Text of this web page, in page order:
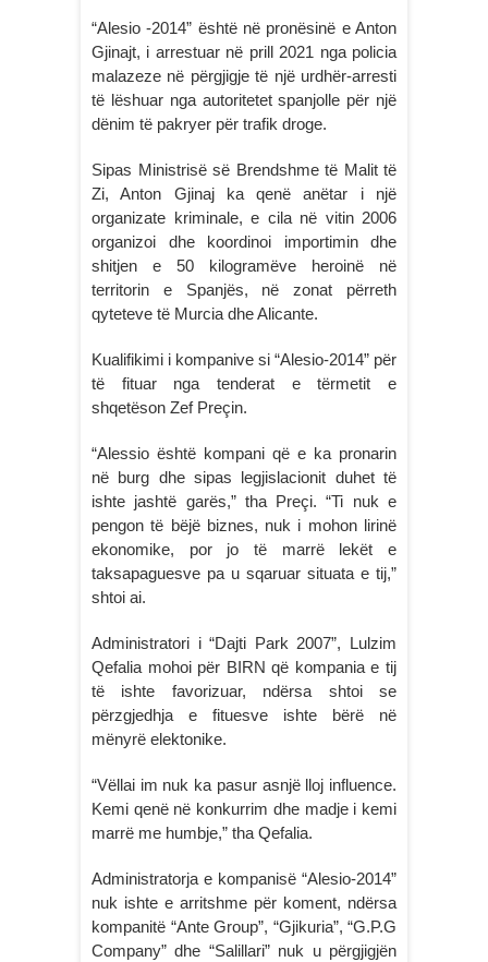
“Alesio -2014” është në pronësinë e Anton
Gjinajt, i arrestuar në prill 2021 nga policia
malazeze në përgjigje të një urdhër-arresti
të lëshuar nga autoritetet spanjolle për një
dënim të pakryer për trafik droge.
Sipas Ministrisë së Brendshme të Malit të
Zi, Anton Gjinaj ka qenë anëtar i një
organizate kriminale, e cila në vitin 2006
organizoi dhe koordinoi importimin dhe
shitjen e 50 kilogramëve heroinë në
territorin e Spanjës, në zonat përreth
qyteteve të Murcia dhe Alicante.
Kualifikimi i kompanive si “Alesio-2014” për
të fituar nga tenderat e tërmetit e
shqetëson Zef Preçin.
“Alessio është kompani që e ka pronarin
në burg dhe sipas legjislacionit duhet të
ishte jashtë garës,” tha Preçi. “Ti nuk e
pengon të bëjë biznes, nuk i mohon lirinë
ekonomike, por jo të marrë lekët e
taksapaguesve pa u sqaruar situata e tij,”
shtoi ai.
Administratori i “Dajti Park 2007”, Lulzim
Qefalia mohoi për BIRN që kompania e tij
të ishte favorizuar, ndërsa shtoi se
përzgjedhja e fituesve ishte bërë në
mënyrë elektonike.
“Vëllai im nuk ka pasur asnjë lloj influence.
Kemi qenë në konkurrim dhe madje i kemi
marrë me humbje,” tha Qefalia.
Administratorja e kompanisë “Alesio-2014”
nuk ishte e arritshme për koment, ndërsa
kompanitë “Ante Group”, “Gjikuria”, “G.P.G
Company” dhe “Salillari” nuk u përgjigjën